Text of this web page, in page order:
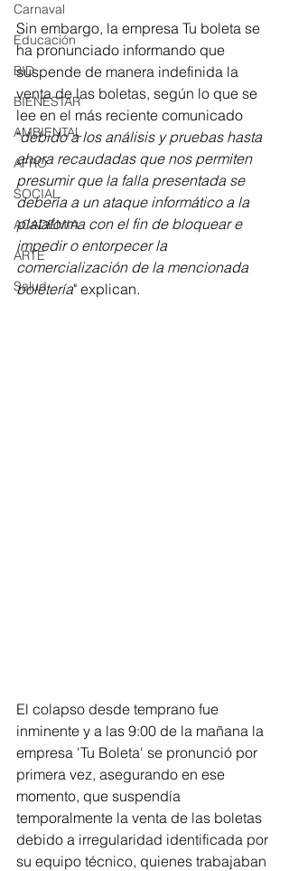
Carnaval
Educación
BID
BIENESTAR
AMBIENTAL
AFRO
SOCIAL
ACADEMIA
ARTE
Salud
Sin embargo, la empresa Tu boleta se
ha pronunciado informando que
suspende de manera indefinida la
venta de las boletas, según lo que se
lee en el más reciente comunicado
"debido a los análisis y pruebas hasta
ahora recaudadas que nos permiten
presumir que la falla presentada se
debería a un ataque informático a la
plataforma con el fin de bloquear e
impedir o entorpecer la
comercialización de la mencionada
boletería" explican.
El colapso desde temprano fue
inminente y a las 9:00 de la mañana la
empresa 'Tu Boleta' se pronunció por
primera vez, asegurando en ese
momento, que suspendía
temporalmente la venta de las boletas
debido a irregularidad identificada por
su equipo técnico, quienes trabajaban